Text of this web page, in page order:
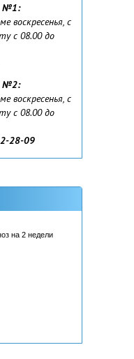
№1:
воскресенья, с
с 08.00 до
№2:
воскресенья, с
с 08.00 до
28-09